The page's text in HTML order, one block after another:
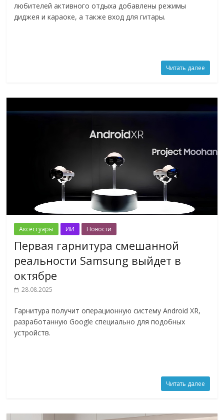
любителей активного отдыха добавлены режимы
диджея и караоке, а также вход для гитары.
Читать далее
Аксессуары ИИ Новости
Первая гарнитура смешанной
реальности Samsung выйдет в
октябре
28.08.2025
Гарнитура получит операционную систему Android XR,
разработанную Google специально для подобных
устройств.
Читать далее